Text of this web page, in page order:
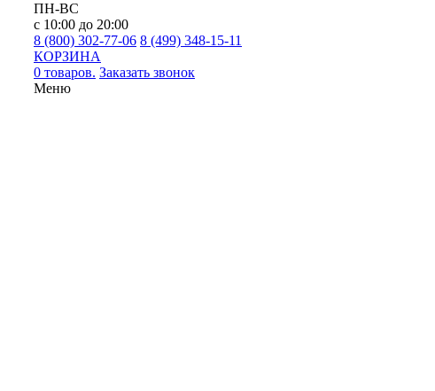
ПН-ВС
с 10:00 до 20:00
8 (800) 302-77-06 8 (499) 348-15-11
КОРЗИНА
0 товаров. Заказать звонок
Меню